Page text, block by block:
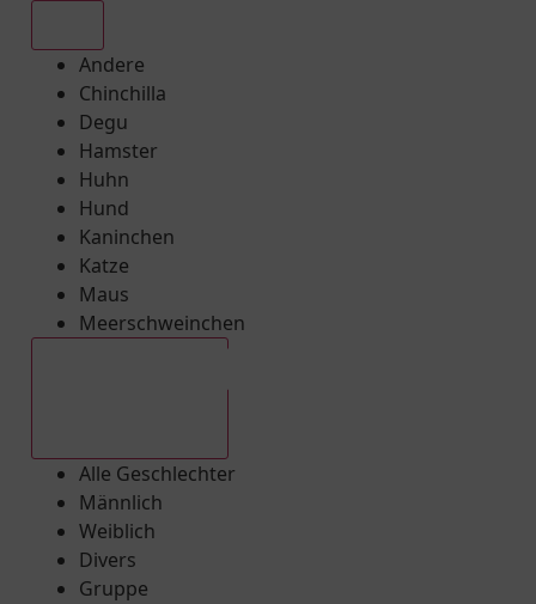
Andere
Chinchilla
Degu
Hamster
Huhn
Hund
Kaninchen
Katze
Maus
Meerschweinchen
Alle Geschlechter
Männlich
Weiblich
Divers
Gruppe